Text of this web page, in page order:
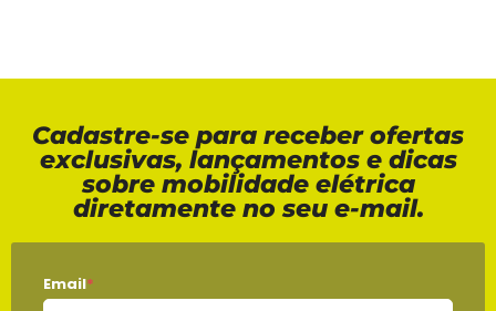
Cadastre-se para receber ofertas
exclusivas, lançamentos e dicas
sobre mobilidade elétrica
diretamente no seu e-mail.
Email*